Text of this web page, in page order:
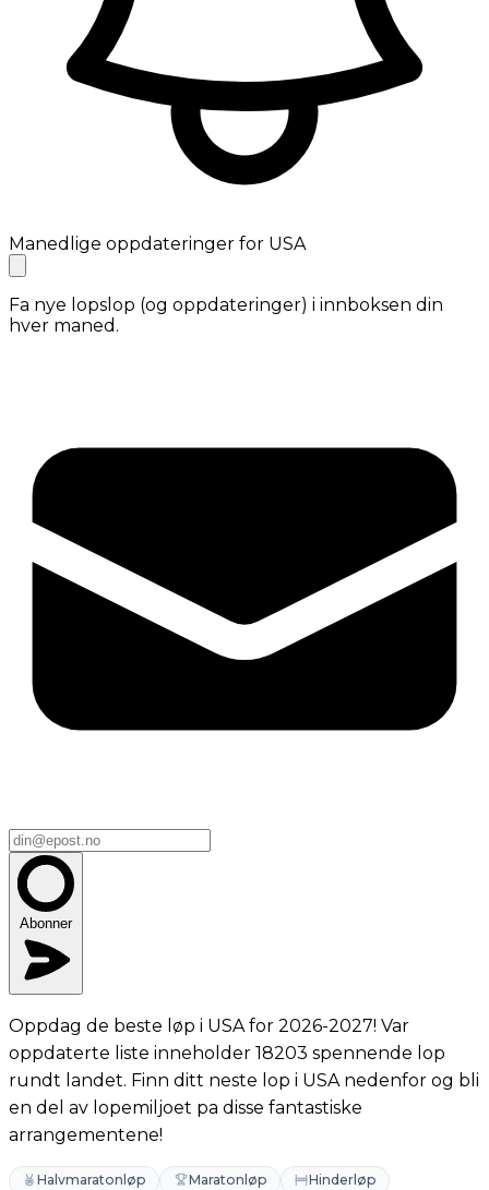
Manedlige oppdateringer for USA
Fa nye lopslop (og oppdateringer) i innboksen din
hver maned.
Abonner
Oppdag de beste løp i USA for 2026-2027! Var
oppdaterte liste inneholder 18203 spennende lop
rundt landet. Finn ditt neste lop i USA nedenfor og bli
en del av lopemiljoet pa disse fantastiske
arrangementene!
Halvmaratonløp Maratonløp
Hinderløp